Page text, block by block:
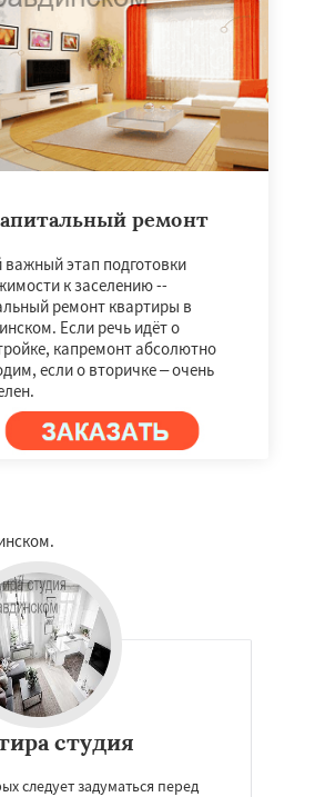
ремонт
этап подготовки
к заселению --
ремонт квартиры в
Если речь идёт о
капремонт абсолютно
если о вторичке – очень
студия
следует задуматься перед